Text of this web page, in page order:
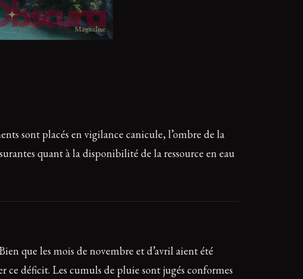
sont placés en vigilance canicule, l’ombre de la
quant à la disponibilité de la ressource en eau
que les mois de novembre et d’avril aient été
déficit. Les cumuls de pluie sont jugés conformes